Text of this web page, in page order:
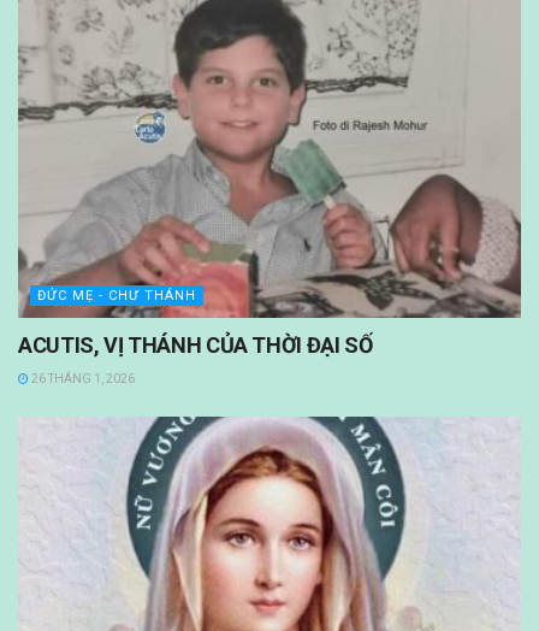
ĐỨC MẸ - CHƯ THÁNH
ACUTIS, VỊ THÁNH CỦA THỜI ĐẠI SỐ
26 THÁNG 1, 2026